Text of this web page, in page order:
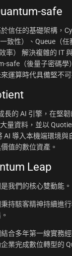
safe
信任的基礎架構，
致性）、Queue（任
率） 解決複雜的 IT
safe（後量子密碼學
運算時代具備堅不
長的 AI 引擎，在堅
量資料，並以
AI 導入本機端環境與
值的數位資產。
Leap
我們的核心雙動能。
持駭客精神持續進
合多年第一線實務
業完成數位轉型的